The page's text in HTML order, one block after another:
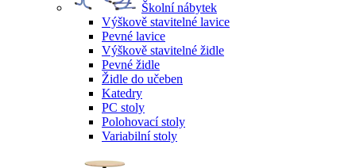
Školní nábytek
Výškově stavitelné lavice
Pevné lavice
Výškově stavitelné židle
Pevné židle
Židle do učeben
Katedry
PC stoly
Polohovací stoly
Variabilní stoly